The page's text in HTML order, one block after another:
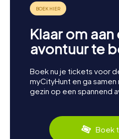
Klaar om aan
avontuur te
Boek nu je tickets voor
myCityHunt en ga
gezin op een spannend
Boek